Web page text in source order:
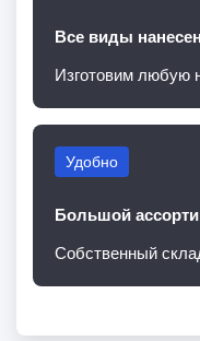
Все виды
Изготовим любую
Удобно
Большой
Собственный